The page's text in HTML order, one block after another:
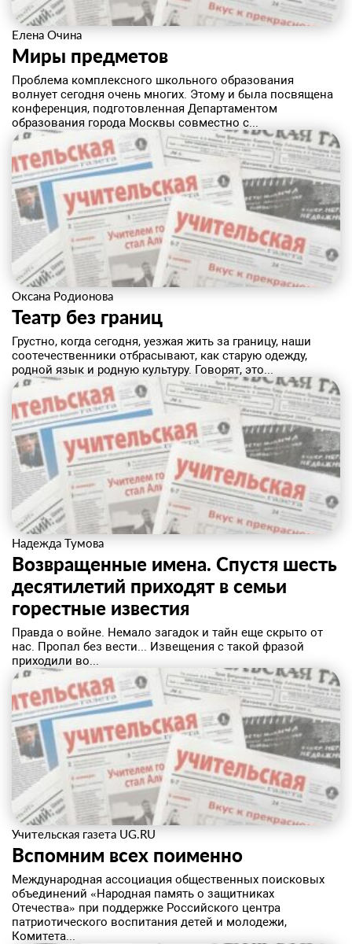
Елена Очина
Миры предметов
Проблема комплексного школьного образования
волнует сегодня очень многих. Этому и была посвящена
конференция, подготовленная Департаментом
образования города Москвы совместно с...
Оксана Родионова
Театр без границ
Грустно, когда сегодня, уезжая жить за границу, наши
соотечественники отбрасывают, как старую одежду,
родной язык и родную культуру. Говорят, это...
Надежда Тумова
Возвращенные имена. Спустя шесть
десятилетий приходят в семьи
горестные известия
Правда о войне. Немало загадок и тайн еще скрыто от
нас. Пропал без вести... Извещения с такой фразой
приходили во...
Учительская газета UG.RU
Вспомним всех поименно
Международная ассоциация общественных поисковых
объединений «Народная память о защитниках
Отечества» при поддержке Российского центра
патриотического воспитания детей и молодежи,
Комитета...